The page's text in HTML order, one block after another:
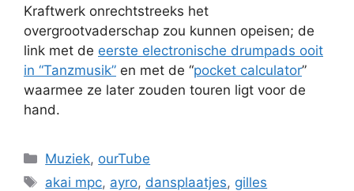
Kraftwerk onrechtstreeks het
overgrootvaderschap zou kunnen opeisen; de
link met de eerste electronische drumpads ooit
in “Tanzmusik” en met de “pocket calculator”
waarmee ze later zouden touren ligt voor de
hand.
Categories
Muziek, ourTube
Tags
akai mpc, ayro, dansplaatjes, gilles